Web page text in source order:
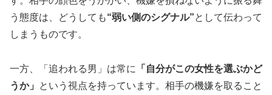
う態度は、どうしても“弱い側のシグナル”として伝わって
しまうものです。
一方、「追われる男」は常に
「自分がこの女性を選ぶかど
うか」
という視点を持っています。相手の機嫌を取ること